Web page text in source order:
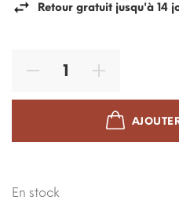
Retour gratuit jusqu'à 14
En stock